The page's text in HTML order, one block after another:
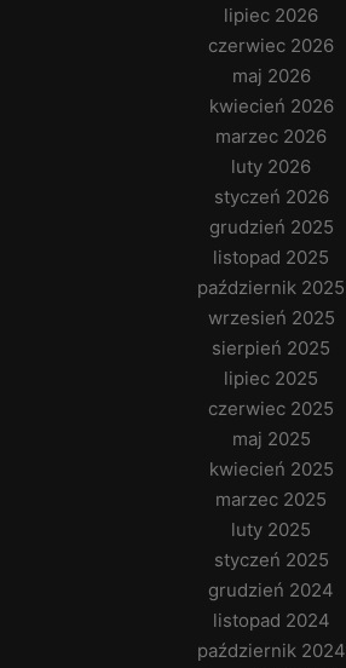
lipiec 2026
czerwiec 2026
maj 2026
kwiecień 2026
marzec 2026
luty 2026
styczeń 2026
grudzień 2025
listopad 2025
październik 2025
wrzesień 2025
sierpień 2025
lipiec 2025
czerwiec 2025
maj 2025
kwiecień 2025
marzec 2025
luty 2025
styczeń 2025
grudzień 2024
listopad 2024
październik 2024